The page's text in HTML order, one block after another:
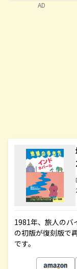
1981年、旅人のバ
の初版が復刻版で
です。
AD